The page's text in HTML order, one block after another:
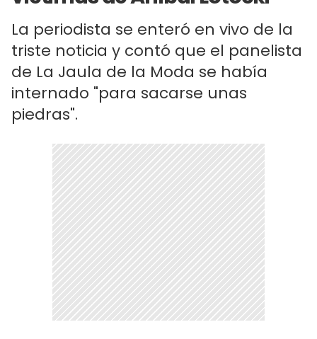
La periodista se enteró en vivo de la
triste noticia y contó que el panelista
de La Jaula de la Moda se había
internado "para sacarse unas
piedras".